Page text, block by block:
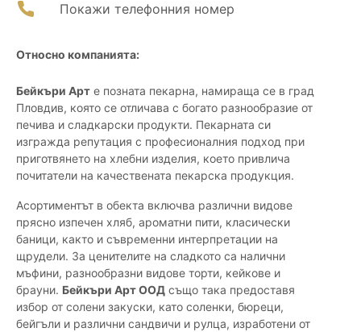
Покажи телефонния номер
Относно компанията:
Бейкъри Арт е позната пекарна, намираща се в град
Пловдив, която се отличава с богато разнообразие от
печива и сладкарски продукти. Пекарната си
изгражда репутация с професионалния подход при
приготвянето на хлебни изделия, което привлича
почитатели на качествената пекарска продукция.
Асортиментът в обекта включва различни видове
прясно изпечен хляб, ароматни пити, класически
баници, както и съвременни интерпретации на
щрудели. За ценителите на сладкото са налични
мъфини, разнообразни видове торти, кейкове и
брауни. Бейкъри Арт ООД също така предоставя
избор от солени закуски, като соленки, бюреци,
бейгъли и различни сандвичи и рулца, изработени от